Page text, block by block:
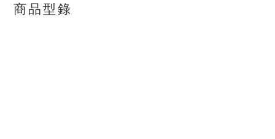
商品型錄